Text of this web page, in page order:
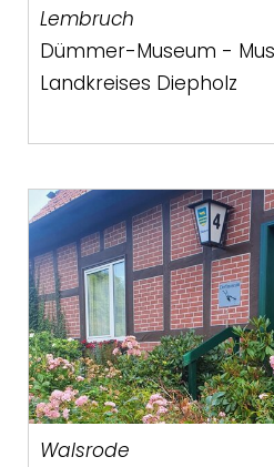
Lembruch
Dümmer-Museum -
Landkreises Diepholz
Walsrode